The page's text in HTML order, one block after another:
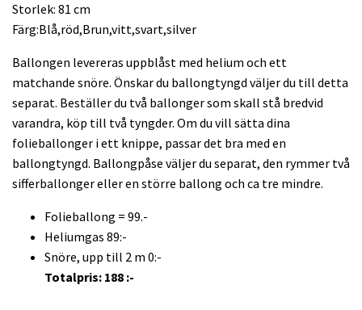
Storlek: 81 cm
Färg:Blå,röd,Brun,vitt,svart,silver
Ballongen levereras uppblåst med helium och ett
matchande snöre. Önskar du ballongtyngd väljer du till detta
separat. Beställer du två ballonger som skall stå bredvid
varandra, köp till två tyngder. Om du vill sätta dina
folieballonger i ett knippe, passar det bra med en
ballongtyngd. Ballongpåse väljer du separat, den rymmer två
sifferballonger eller en större ballong och ca tre mindre.
Folieballong = 99.-
Heliumgas 89:-
Snöre, upp till 2 m 0:-
Totalpris: 188 :-